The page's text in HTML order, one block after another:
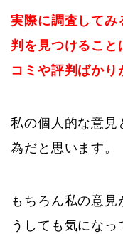
実際に調査してみ
判を見つけること
コミや評判ばかり
私の個人的な意見
為だと思います。
もちろん私の意
うしても気にな